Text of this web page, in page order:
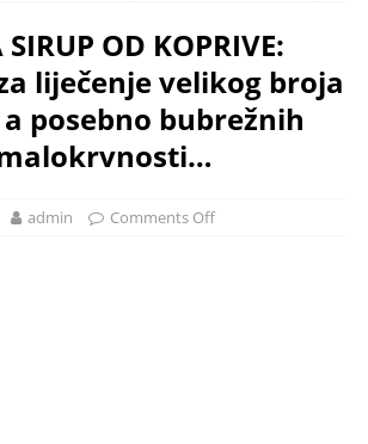
SIRUP OD KOPRIVE:
liječenje velikog broja
posebno bubrežnih
admin Comments Off